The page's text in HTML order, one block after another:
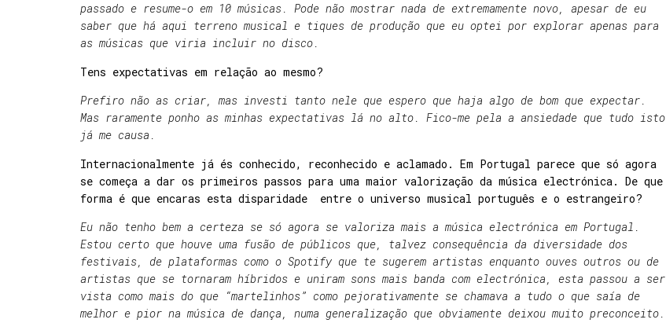
passado e resume-o em 10 músicas. Pode não mostrar nada de extremamente novo, apesar de eu
saber que há aqui terreno musical e tiques de produção que eu optei por explorar apenas para
as músicas que viria incluir no disco.
Tens expectativas em relação ao mesmo?
Prefiro não as criar, mas investi tanto nele que espero que haja algo de bom que expectar.
Mas raramente ponho as minhas expectativas lá no alto. Fico-me pela a ansiedade que tudo isto
já me causa.
Internacionalmente já és conhecido, reconhecido e aclamado. Em Portugal parece que só agora
se começa a dar os primeiros passos para uma maior valorização da música electrónica. De que
forma é que encaras esta disparidade entre o universo musical português e o estrangeiro?
Eu não tenho bem a certeza se só agora se valoriza mais a música electrónica em Portugal.
Estou certo que houve uma fusão de públicos que, talvez consequência da diversidade dos
festivais, de plataformas como o Spotify que te sugerem artistas enquanto ouves outros ou de
artistas que se tornaram híbridos e uniram sons mais banda com electrónica, esta passou a ser
vista como mais do que “martelinhos” como pejorativamente se chamava a tudo o que saía de
melhor e pior na música de dança, numa generalização que obviamente deixou muito preconceito.